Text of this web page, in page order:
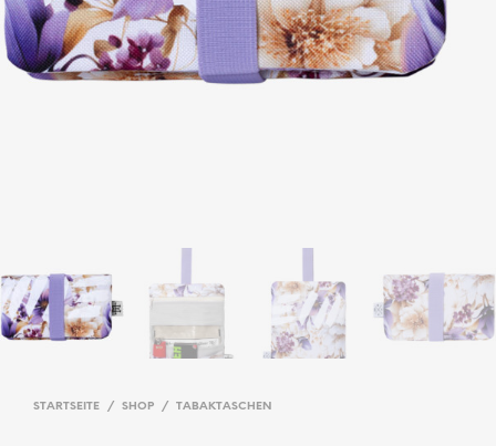
STARTSEITE / SHOP / TABAKTASCHEN